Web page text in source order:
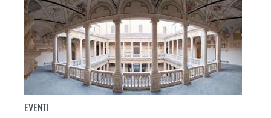
EVENTI